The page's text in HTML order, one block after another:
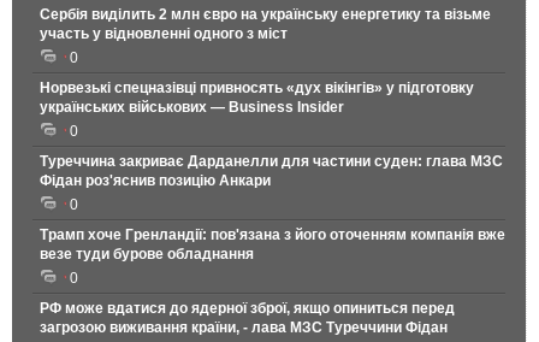
Сербія виділить 2 млн євро на українську енергетику та візьме
участь у відновленні одного з міст
0
Норвезькі спецназівці привносять «дух вікінгів» у підготовку
українських військових — Business Insider
0
Туреччина закриває Дарданелли для частини суден: глава МЗС
Фідан роз'яснив позицію Анкари
0
Трамп хоче Гренландії: пов'язана з його оточенням компанія вже
везе туди бурове обладнання
0
РФ може вдатися до ядерної зброї, якщо опиниться перед
загрозою виживання країни, - лава МЗС Туреччини Фідан